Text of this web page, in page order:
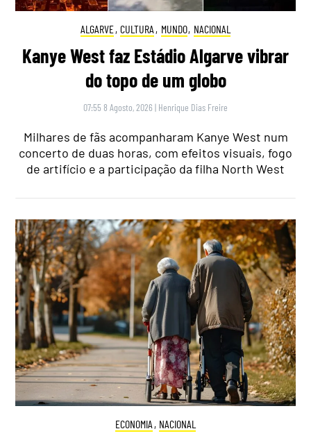
ALGARVE, CULTURA , MUNDO, NACIONAL
Kanye West faz Estádio Algarve vibrar
do topo de um globo
07:55 8 Agosto, 2026 | Henrique Dias Freire
Milhares de fãs acompanharam Kanye West num
concerto de duas horas, com efeitos visuais, fogo
de artifício e a participação da filha North West
ECONOMIA , NACIONAL